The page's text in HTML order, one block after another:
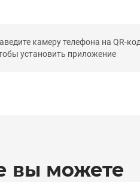
камеру телефона на
установить приложение
вы можете